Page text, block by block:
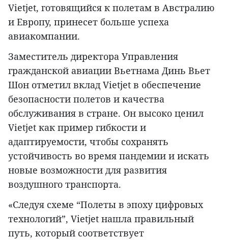
Vietjet, готовящийся к полетам в Австралию
и Европу, принесет больше успеха
авиакомпании.
Заместитель директора Управления
гражданской авиации Вьетнама Динь Вьет
Шон отметил вклад Vietjet в обеспечение
безопасности полетов и качества
обслуживания в стране. Он высоко ценил
Vietjet как пример гибкости и
адаптируемости, чтобы сохранять
устойчивость во время пандемии и искать
новые возможности для развития
воздушного транспорта.
«Следуя схеме “Полеты в эпоху цифровых
технологий”, Vietjet нашла правильный
путь, который соответствует